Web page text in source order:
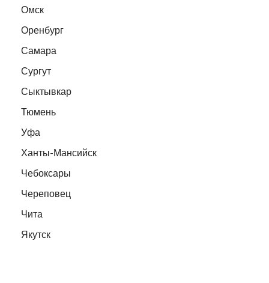
Омск
Оренбург
Самара
Сургут
Сыктывкар
Тюмень
Уфа
Ханты-Мансийск
Чебоксары
Череповец
Чита
Якутск